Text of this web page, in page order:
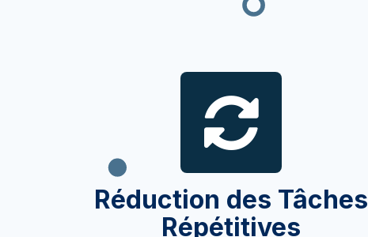
Réduction des Tâches
Répétitives